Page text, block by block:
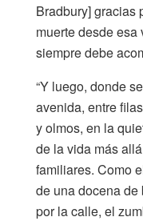
Bradbury] gracias
muerte desde
siempre debe
“Y luego, donde
avenida, entre
y olmos, en la
de la vida más
familiares. Como
de una docena de
por la calle, el